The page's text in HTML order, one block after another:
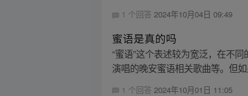
1 个回答2024年10月04日 09:49
蜜语是真的吗
“蜜语”这个表述较为宽泛，在不
演唱的晚安蜜语相关歌曲等。但
1 个回答 2024年10月01日 11:05